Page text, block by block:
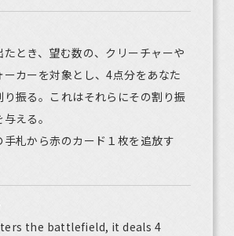
とき、望む数の、クリーチャーや
ーカーを対象とし、4点分をあなた
り振る。これはそれらにその割り振
える。
札から赤のカード１枚を追放す
the battlefield, it deals 4